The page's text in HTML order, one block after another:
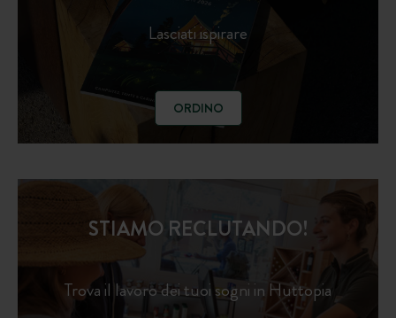
Lasciati ispirare
ORDINO
STIAMO RECLUTANDO!
Trova il lavoro dei tuoi sogni in Huttopia